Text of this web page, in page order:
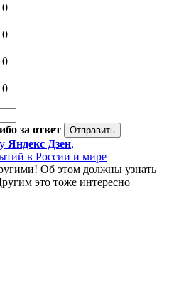
0
0
0
0
за ответ
Яндекс Дзен,
в России и мире
Об этом должны узнать
это тоже интересно